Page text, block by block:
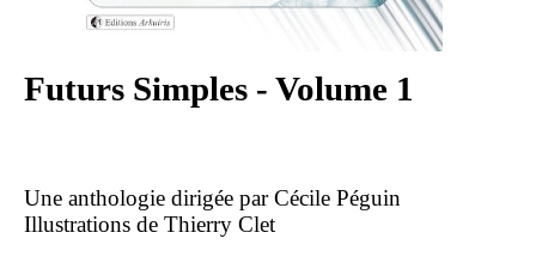
Futurs Simples - Volume 1
Une anthologie dirigée par Cécile Péguin
Illustrations de Thierry Clet